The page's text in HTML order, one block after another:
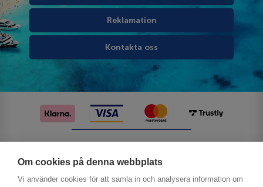
Om cookies på denna webbplats
Vi använder cookies för att samla in och analysera information om
Reklamation
Kontakta oss